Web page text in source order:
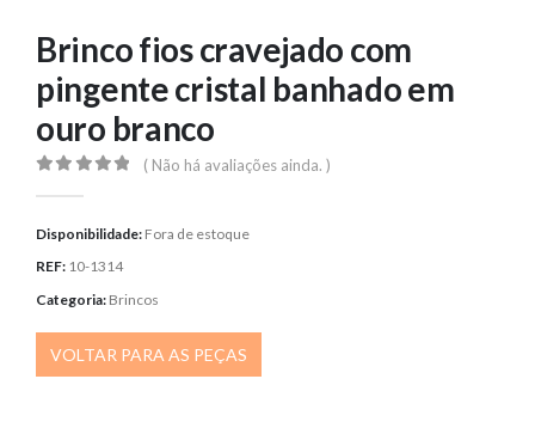
Brinco fios cravejado com
pingente cristal banhado em
ouro branco
( Não há avaliações ainda. )
Disponibilidade: Fora de estoque
REF: 10-1314
Categoria: Brincos
VOLTAR PARA AS PEÇAS